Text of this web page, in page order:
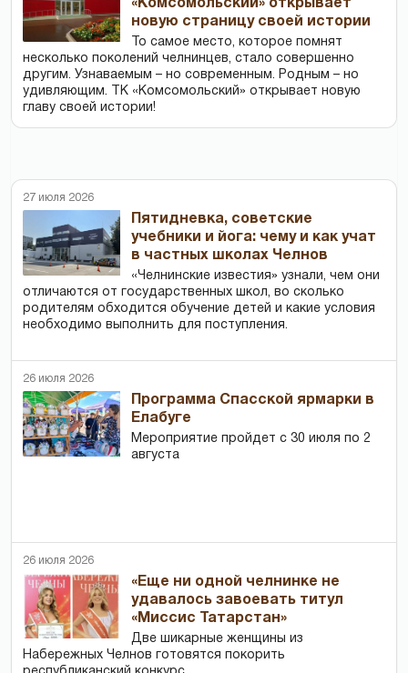
«Комсомольский» открывает
новую страницу своей истории
То самое место, которое помнят
несколько поколений челнинцев, стало совершенно
другим. Узнаваемым – но современным. Родным – но
удивляющим. ТК «Комсомольский» открывает новую
главу своей истории!
27 июля 2026
Пятидневка, советские
учебники и йога: чему и как учат
в частных школах Челнов
«Челнинские известия» узнали, чем они
отличаются от государственных школ, во сколько
родителям обходится обучение детей и какие условия
необходимо выполнить для поступления.
26 июля 2026
Программа Спасской ярмарки в
Елабуге
Мероприятие пройдет с 30 июля по 2
августа
26 июля 2026
«Еще ни одной челнинке не
удавалось завоевать титул
«Миссис Татарстан»
Две шикарные женщины из
Набережных Челнов готовятся покорить